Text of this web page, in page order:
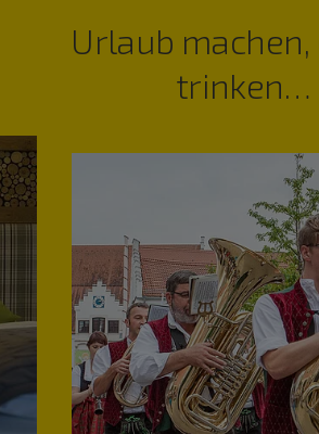
Urlaub machen,
trinken…